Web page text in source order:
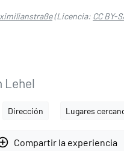
(Licencia: CC BY-
Lehel
Dirección Lugares
Compartir la experiencia